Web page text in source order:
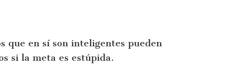
que en sí son inteligentes pueden
si la meta es estúpida.